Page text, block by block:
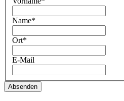
Name*
Ort*
E-Mail
Absenden